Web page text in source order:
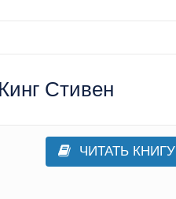
Стивен
ЧИТАТЬ КНИГУ